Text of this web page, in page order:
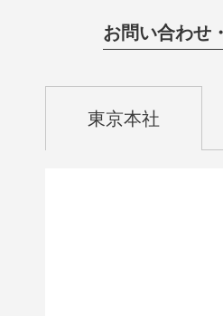
お問い合わせ
東京本社